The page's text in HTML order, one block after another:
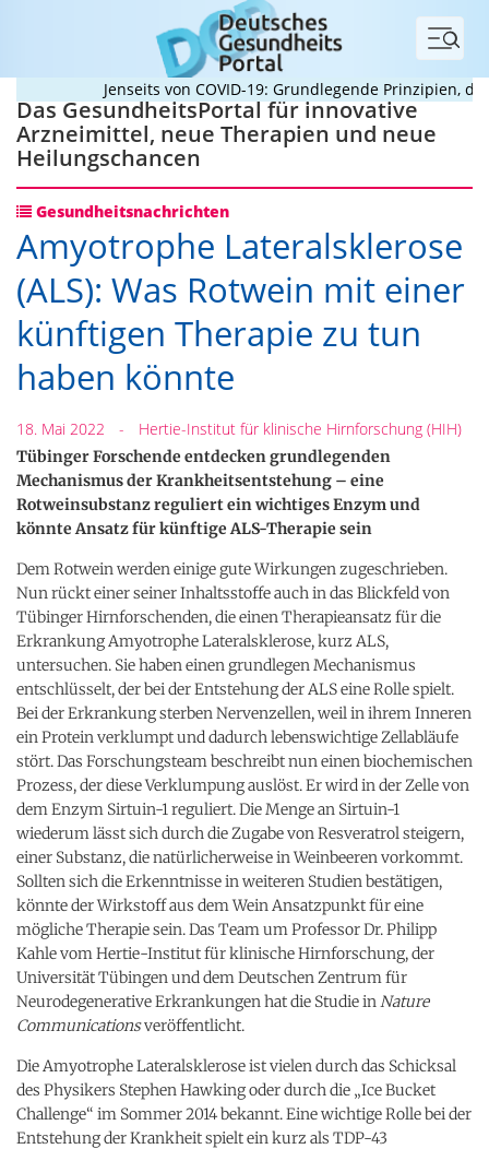
Menü
Jenseits von COVID-19: Grundlegende Prinzipien, die
Das GesundheitsPortal für innovative
Arzneimittel, neue Therapien und neue
Heilungschancen
Gesundheitsnachrichten
Amyotrophe Lateralsklerose
(ALS): Was Rotwein mit einer
künftigen Therapie zu tun
haben könnte
18. Mai 2022 - Hertie-Institut für klinische Hirnforschung (HIH)
Tübinger Forschende entdecken grundlegenden
Mechanismus der Krankheitsentstehung – eine
Rotweinsubstanz reguliert ein wichtiges Enzym und
könnte Ansatz für künftige ALS-Therapie sein
Dem Rotwein werden einige gute Wirkungen zugeschrieben.
Nun rückt einer seiner Inhaltsstoffe auch in das Blickfeld von
Tübinger Hirnforschenden, die einen Therapieansatz für die
Erkrankung Amyotrophe Lateralsklerose, kurz ALS,
untersuchen. Sie haben einen grundlegen Mechanismus
entschlüsselt, der bei der Entstehung der ALS eine Rolle spielt.
Bei der Erkrankung sterben Nervenzellen, weil in ihrem Inneren
ein Protein verklumpt und dadurch lebenswichtige Zellabläufe
stört. Das Forschungsteam beschreibt nun einen biochemischen
Prozess, der diese Verklumpung auslöst. Er wird in der Zelle von
dem Enzym Sirtuin-1 reguliert. Die Menge an Sirtuin-1
wiederum lässt sich durch die Zugabe von Resveratrol steigern,
einer Substanz, die natürlicherweise in Weinbeeren vorkommt.
Sollten sich die Erkenntnisse in weiteren Studien bestätigen,
könnte der Wirkstoff aus dem Wein Ansatzpunkt für eine
mögliche Therapie sein. Das Team um Professor Dr. Philipp
Kahle vom Hertie-Institut für klinische Hirnforschung, der
Universität Tübingen und dem Deutschen Zentrum für
Neurodegenerative Erkrankungen hat die Studie in Nature
Communicationsveröffentlicht.
Die Amyotrophe Lateralsklerose ist vielen durch das Schicksal
des Physikers Stephen Hawking oder durch die „Ice Bucket
Challenge“ im Sommer 2014 bekannt. Eine wichtige Rolle bei der
Entstehung der Krankheit spielt ein kurz als TDP-43